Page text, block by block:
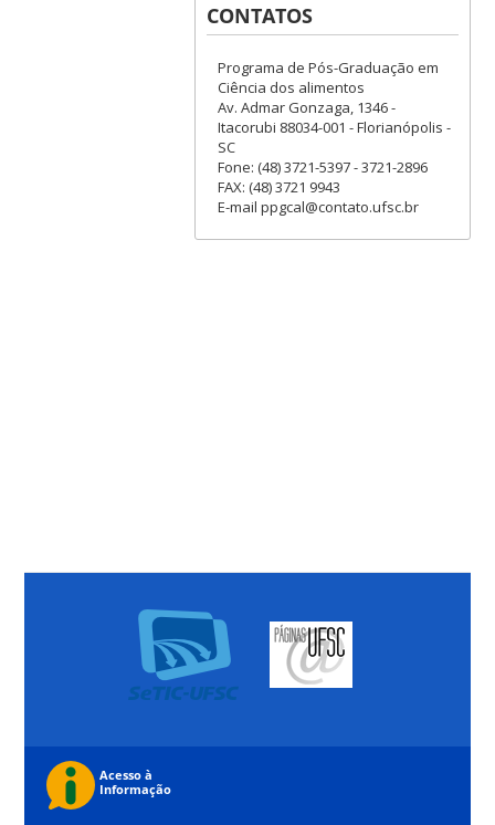
CONTATOS
Programa de Pós-Graduação em
Ciência dos alimentos
Av. Admar Gonzaga, 1346 -
Itacorubi 88034-001 - Florianópolis -
SC
Fone: (48) 3721-5397 - 3721-2896
FAX: (48) 3721 9943
E-mail ppgcal@contato.ufsc.br